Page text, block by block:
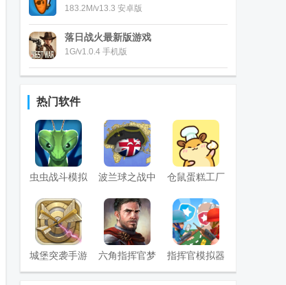
183.2M/v13.3 安卓版
落日战火最新版游戏
1G/v1.0.4 手机版
热门软件
虫虫战斗模拟
器2免费修改
版
波兰球之战中
文最新版
仓鼠蛋糕工厂
免广告版
城堡突袭手游
六角指挥官梦
幻英雄辅助菜
指挥官模拟器
免广告版